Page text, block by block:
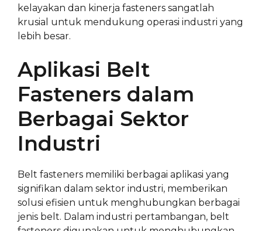
kelayakan dan kinerja fasteners sangatlah
krusial untuk mendukung operasi industri yang
lebih besar.
Aplikasi Belt
Fasteners dalam
Berbagai Sektor
Industri
Belt fasteners memiliki berbagai aplikasi yang
signifikan dalam sektor industri, memberikan
solusi efisien untuk menghubungkan berbagai
jenis belt. Dalam industri pertambangan, belt